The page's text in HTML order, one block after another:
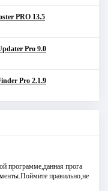
PRO 13.5
Pro 9.0
Pro 2.1.9
программе,данная прога
правильно,не